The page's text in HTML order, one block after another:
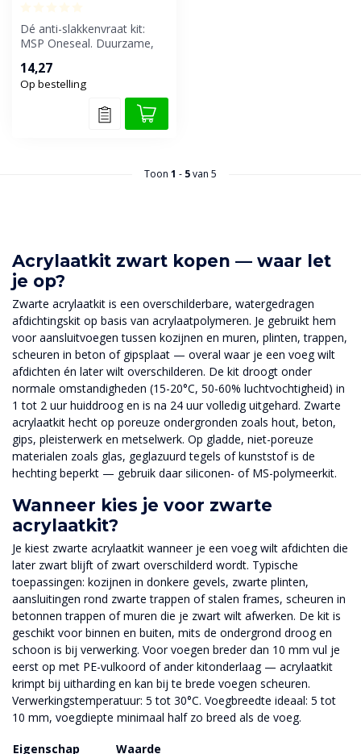
Dé anti-slakkenvraat kit:
MSP Oneseal. Duurzame,
voor...
14,27
Op bestelling
Toon 1 - 5van 5
Acrylaatkit zwart kopen — waar let
je op?
Zwarte acrylaatkit is een overschilderbare, watergedragen
afdichtingskit op basis van acrylaatpolymeren. Je gebruikt hem
voor aansluitvoegen tussen kozijnen en muren, plinten, trappen,
scheuren in beton of gipsplaat — overal waar je een voeg wilt
afdichten én later wilt overschilderen. De kit droogt onder
normale omstandigheden (15-20°C, 50-60% luchtvochtigheid) in
1 tot 2 uur huiddroog en is na 24 uur volledig uitgehard. Zwarte
acrylaatkit hecht op poreuze ondergronden zoals hout, beton,
gips, pleisterwerk en metselwerk. Op gladde, niet-poreuze
materialen zoals glas, geglazuurd tegels of kunststof is de
hechting beperkt — gebruik daar siliconen- of MS-polymeerkit.
Wanneer kies je voor zwarte
acrylaatkit?
Je kiest zwarte acrylaatkit wanneer je een voeg wilt afdichten die
later zwart blijft of zwart overschilderd wordt. Typische
toepassingen: kozijnen in donkere gevels, zwarte plinten,
aansluitingen rond zwarte trappen of stalen frames, scheuren in
betonnen trappen of muren die je zwart wilt afwerken. De kit is
geschikt voor binnen en buiten, mits de ondergrond droog en
schoon is bij verwerking. Voor voegen breder dan 10 mm vul je
eerst op met PE-vulkoord of ander kitonderlaag — acrylaatkit
krimpt bij uitharding en kan bij te brede voegen scheuren.
Verwerkingstemperatuur: 5 tot 30°C. Voegbreedte ideaal: 5 tot
10 mm, voegdiepte minimaal half zo breed als de voeg.
Eigenschap Waarde